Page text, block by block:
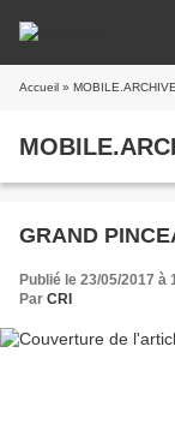
Accueil »
GRAND
Publié le 23/05/2017 à
Par CRI